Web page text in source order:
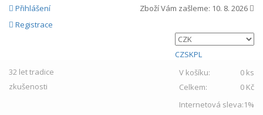
Přihlášení
Registrace
Zboží Vám zašleme: 10. 8. 2026
CZSKPL
32 lettradice
zkušenosti
V košíku:
0 ks
Celkem:
0 Kč
Internetová sleva:1%